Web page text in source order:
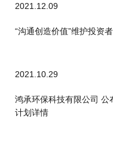
2021.12.09
“沟通创造价值”维护投资
2021.10.29
鸿承环保科技有限公司
计划详情